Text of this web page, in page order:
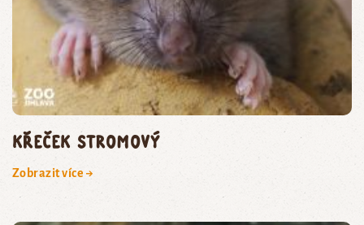
křeček stromový
Zobrazit více →